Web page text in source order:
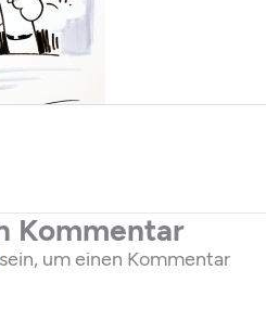
Kommentar
sein, um einen Kommentar